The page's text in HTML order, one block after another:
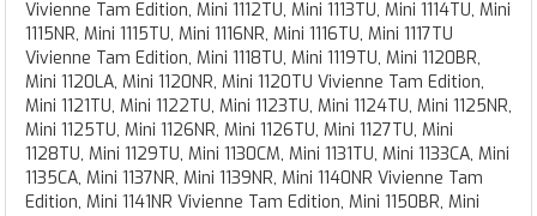
Vivienne Tam Edition, Mini 1112TU, Mini 1113TU, Mini 1114TU, Mini
1115NR, Mini 1115TU, Mini 1116NR, Mini 1116TU, Mini 1117TU
Vivienne Tam Edition, Mini 1118TU, Mini 1119TU, Mini 1120BR,
Mini 1120LA, Mini 1120NR, Mini 1120TU Vivienne Tam Edition,
Mini 1121TU, Mini 1122TU, Mini 1123TU, Mini 1124TU, Mini 1125NR,
Mini 1125TU, Mini 1126NR, Mini 1126TU, Mini 1127TU, Mini
1128TU, Mini 1129TU, Mini 1130CM, Mini 1131TU, Mini 1133CA, Mini
1135CA, Mini 1137NR, Mini 1139NR, Mini 1140NR Vivienne Tam
Edition, Mini 1141NR Vivienne Tam Edition, Mini 1150BR, Mini